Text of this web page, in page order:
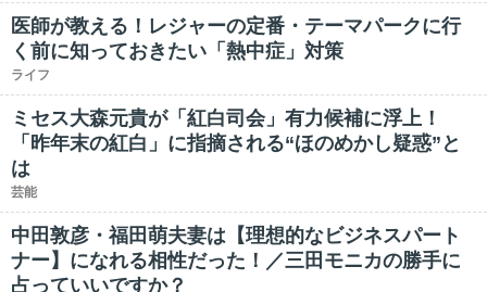
医師が教える！レジャーの定番・テーマパークに行
く前に知っておきたい「熱中症」対策
ライフ
ミセス大森元貴が「紅白司会」有力候補に浮上！
「昨年末の紅白」に指摘される“ほのめかし疑惑”と
は
芸能
中田敦彦・福田萌夫妻は【理想的なビジネスパート
ナー】になれる相性だった！／三田モニカの勝手に
占っていいですか？